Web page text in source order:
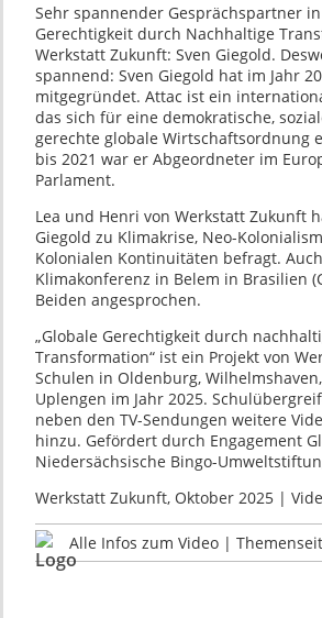
Sehr spannender Gesprächspartner in
Gerechtigkeit durch Nachhaltige
Werkstatt Zukunft: Sven Giegold.
spannend: Sven Giegold hat im Jahr
mitgegründet. Attac ist ein
das sich für eine demokratische,
gerechte globale Wirtschaftsordnung
bis 2021 war er Abgeordneter im
Parlament.
Lea und Henri von Werkstatt Zukunft
Giegold zu Klimakrise, Neo-
Kolonialen Kontinuitäten befragt.
Klimakonferenz in Belem in Brasilien
Beiden angesprochen.
„Globale Gerechtigkeit durch
Transformation“ ist ein Projekt von
Schulen in Oldenburg,
Uplengen im Jahr 2025.
neben den TV-Sendungen weitere
hinzu. Gefördert durch Engagement
Niedersächsische Bingo-
Werkstatt Zukunft, Oktober 2025 |
Alle Infos zum Video |